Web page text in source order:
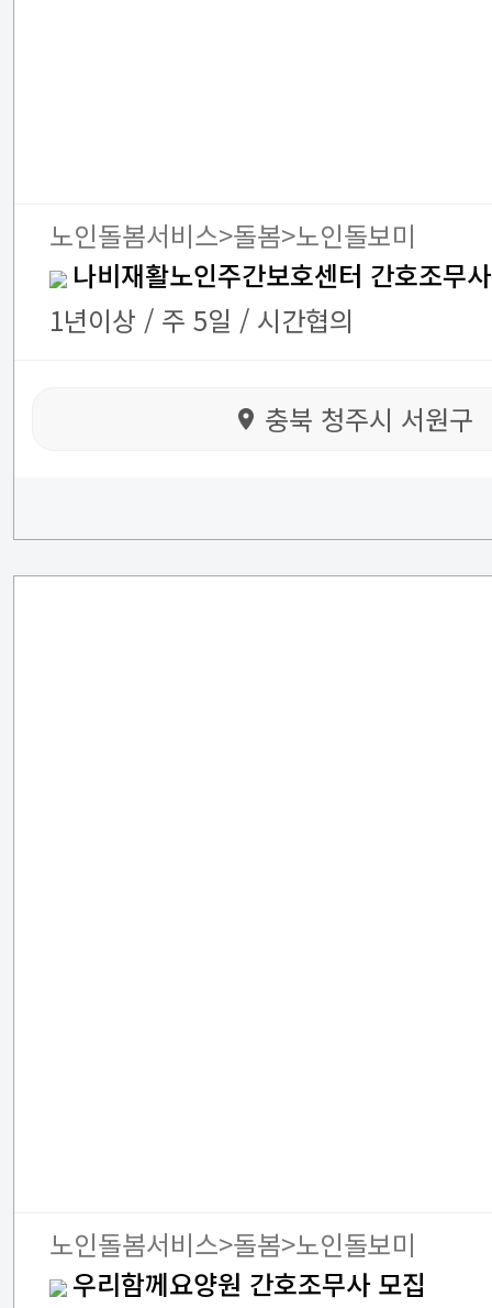
노인돌봄서비스>돌봄>노인돌보미
나비재활노인주간보호센터 간호조무
1년이상 / 주 5일 / 시간협의
충북 청주시 서원구
노인돌봄서비스>돌봄>노인돌보미
우리함께요양원 간호조무사 모집